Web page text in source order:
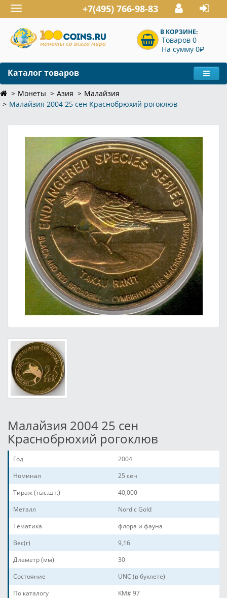
Toggle
navigation
+7(495) 766-98-83
В КОРЗИНЕ:
Товаров 0
На сумму 0P
Каталог товаров
Монеты Азия
Малайзия
Малайзия 2004 25 сен Краснобрюхий рогоклюв
Малайзия 2004 25 сен
Краснобрюхий рогоклюв
Год
2004
Номинал
25 сен
Тираж (тыс.шт.)
40,000
Металл
Nordic Gold
Тематика
флора и фауна
Вес(г)
9,16
Диаметр (мм)
30
Состояние
UNC (в буклете)
По каталогу
KM# 97